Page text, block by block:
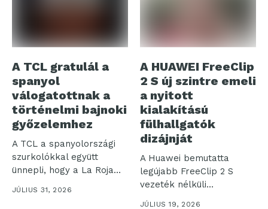
A TCL gratulál a
spanyol
válogatottnak a
történelmi bajnoki
győzelemhez
A TCL a spanyolországi
szurkolókkal együtt
ünnepli, hogy a La Roja
(spanyol...
JÚLIUS 31, 2026
A HUAWEI FreeClip
2 S új szintre emeli
a nyitott
kialakítású
fülhallgatók
dizájnját
A Huawei bemutatta
legújabb FreeClip 2 S
vezeték nélküli
fülhallgatóját, amely a...
JÚLIUS 19, 2026